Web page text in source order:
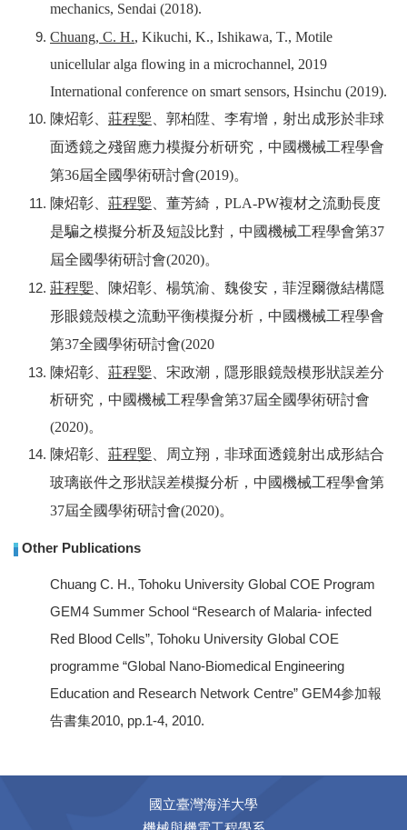
mechanics, Sendai (2018).
Chuang, C. H., Kikuchi, K., Ishikawa, T., Motile
unicellular alga flowing in a microchannel, 2019
International conference on smart sensors, Hsinchu (2019).
陳炤彰、 莊程媐 、郭柏陞、李宥增，射出成形於非球
面透鏡之殘留應力模擬分析研究，中國機械工程學會
第36屆全國學術研討會(2019)。
陳炤彰、 莊程媐 、董芳綺，PLA-PW複材之流動長度
是騙之模擬分析及短設比對，中國機械工程學會第37
屆全國學術研討會(2020)。
莊程媐 、陳炤彰、楊筑渝、魏俊安，菲涅爾微結構隱
形眼鏡殼模之流動平衡模擬分析，中國機械工程學會
第37全國學術研討會(2020
陳炤彰、 莊程媐 、宋政潮，隱形眼鏡殼模形狀誤差分
析研究，中國機械工程學會第37屆全國學術研討會
(2020)。
陳炤彰、 莊程媐 、周立翔，非球面透鏡射出成形結合
玻璃嵌件之形狀誤差模擬分析，中國機械工程學會第
37屆全國學術研討會(2020)。
Other Publications
Chuang C. H., Tohoku University Global COE Program
GEM4 Summer School “Research of Malaria- infected
Red Blood Cells”, Tohoku University Global COE
programme “Global Nano-Biomedical Engineering
Education and Research Network Centre” GEM4参加報
告書集2010, pp.1-4, 2010.
國立臺灣海洋大學